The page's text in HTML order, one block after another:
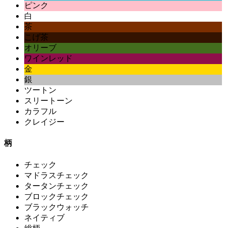
ピンク
白
茶
こげ茶
オリーブ
ワインレッド
金
銀
ツートン
スリートーン
カラフル
クレイジー
柄
チェック
マドラスチェック
タータンチェック
ブロックチェック
ブラックウォッチ
ネイティブ